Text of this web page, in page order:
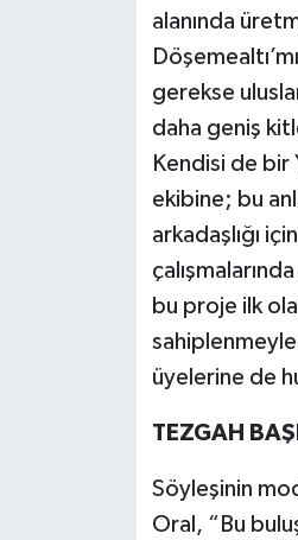
alanında
gerekse
daha geniş
Kendisi de bir
ekibine; bu
arkadaşlığı
bu proje ilk
üyelerine de
TEZGAH
Söyleşinin
Oral, “Bu